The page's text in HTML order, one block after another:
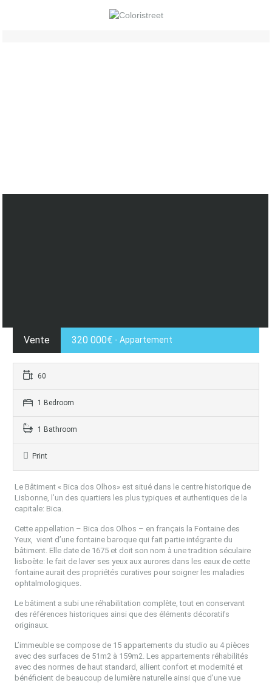
Vente 320 000€ - Appartement
60
1 Bedroom
1 Bathroom
Print
Le Bâtiment « Bica dos Olhos» est situé dans le centre historique de
Lisbonne, l’un des quartiers les plus typiques et authentiques de la
capitale: Bica.
Cette appellation – Bica dos Olhos – en français la Fontaine des
Yeux, vient d’une fontaine baroque qui fait partie intégrante du
bâtiment. Elle date de 1675 et doit son nom à une tradition séculaire
lisboète: le fait de laver ses yeux aux aurores dans les eaux de cette
fontaine aurait des propriétés curatives pour soigner les maladies
ophtalmologiques.
Le bâtiment a subi une réhabilitation complète, tout en conservant
des références historiques ainsi que des éléments décoratifs
originaux.
L’immeuble se compose de 15 appartements du studio au 4 pièces
avec des surfaces de 51m2 à 159m2. Les appartements réhabilités
avec des normes de haut standard, allient confort et modernité et
bénéficient de beaucoup de lumière naturelle ainsi que d’une vue